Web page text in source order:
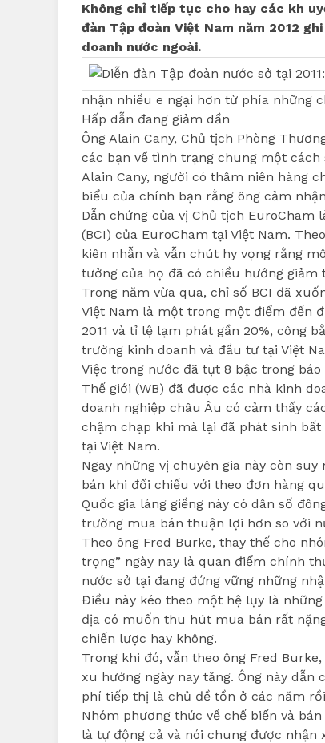
Không chỉ tiếp tục cho hay các kh
đàn Tập đoàn Việt Nam năm 2012
doanh nước ngoài.
nhận nhiều e ngại hơn từ phía những
Hấp dẫn đang giảm dần
Ông Alain Cany, Chủ tịch Phòng
các bạn về tình trạng chung một cách
Alain Cany, người có thâm niên hàng
biểu của chính bạn rằng ông cảm
Dẫn chứng của vị Chủ tịch
(BCI) của EuroCham tại Việt Nam.
kiên nhẫn và vẫn chút hy vọng rằng
tưởng của họ đã có chiều hướng giảm
Trong năm vừa qua, chỉ số BCI đã
Việt Nam là một trong một điểm đến
2011 và tỉ lệ lạm phát gần 20%, công
trường kinh doanh và đầu tư tại Việt
Việc trong nước đã tụt 8 bậc trong
Thế giới (WB) đã được các nhà kinh
doanh nghiệp châu Âu có cảm thấy
chậm chạp khi mà lại đã phát sinh
tại Việt Nam.
Ngay những vị chuyên gia này còn
bán khi đối chiếu với theo đơn hàng
Quốc gia láng giềng này có dân số
trường mua bán thuận lợi hơn so với
Theo ông Fred Burke, thay thế cho
trọng” ngày nay là quan điểm chính
nước sở tại đang đứng vững những
Điều này kéo theo một hệ lụy là
địa có muốn thu hút mua bán rất
chiến lược hay không.
Trong khi đó, vẫn theo ông Fred
xu hướng ngày nay tăng. Ông này
phí tiếp thị là chủ đề tồn ở các năm
Nhóm phương thức về chế biến và
là tự động cả và nói chung được